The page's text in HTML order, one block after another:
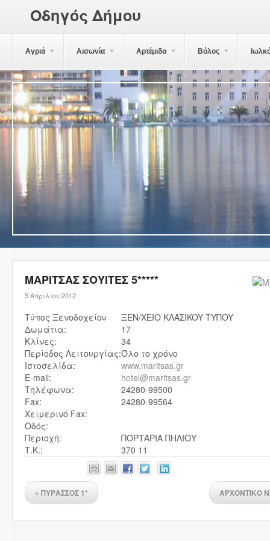
Οδηγός Δήμου
Αγριά Αισωνία Αρτέμιδα Βόλος
ΜΑΡΙΤΣΑΣ ΣΟΥΙΤΕΣ 5*****
5 Απριλίου 2012
Τύπος Ξενοδοχείου
ΞEN/XEIO KΛAΣIKOY TYΠOY
Δωμάτια:
17
Κλίνες:
34
Περίοδος Λειτουργίας:Όλο το χρόνο
Ιστοσελίδα:
www.maritsas.gr
E-mail:
hotel@maritsas.gr
Τηλέφωνα:
24280-99500
Fax:
24280-99564
Χειμερινό Fax:
Οδός:
Περιοχή:
ΠΟΡΤΑΡΙΑ ΠΗΛΙΟΥ
Τ.Κ.:
370 11
« ΠΥΡΑΣΣΟΣ 1* ΑΡΧΟΝΤΙΚΟ